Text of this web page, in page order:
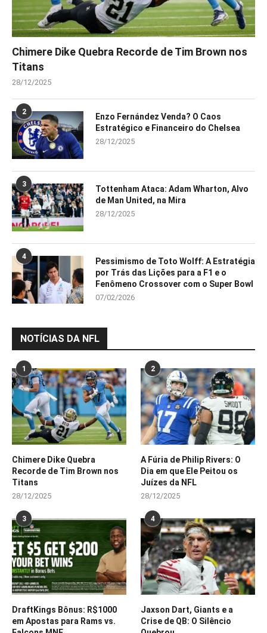
Chimere Dike Quebra Recorde de Tim Brown nos
Titans
28/12/2025
2
Enzo Fernández Venda? O Caos
Estratégico e Financeiro do Chelsea
28/12/2025
3
Tottenham Ataca: Adam Wharton, Alvo
de Man United, na Mira
28/12/2025
4
Pessimismo de Toto Wolff: A Estratégia
por Trás das Lições para a F1 e o
Fenômeno Crossover com o Super Bowl
07/02/2026
NOTÍCIAS DA NFL
1
Chimere Dike Quebra
Recorde de Tim Brown nos
Titans
28/12/2025
2
A Fúria de Philip Rivers: O
Dia em que Ele Peitou os
Juízes da NFL
28/12/2025
3
DraftKings Bônus: R$1000
em Apostas para Rams vs.
4
Jaxson Dart, Giants e a
Crise de QB: O Silêncio